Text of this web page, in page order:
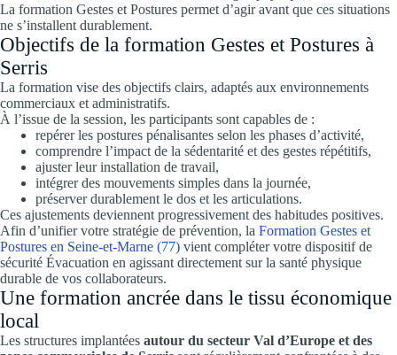
La formation Gestes et Postures permet d’agir avant que ces situations
ne s’installent durablement.
Objectifs de la formation Gestes et Postures à
Serris
La formation vise des objectifs clairs, adaptés aux environnements
commerciaux et administratifs.
À l’issue de la session, les participants sont capables de :
repérer les postures pénalisantes selon les phases d’activité,
comprendre l’impact de la sédentarité et des gestes répétitifs,
ajuster leur installation de travail,
intégrer des mouvements simples dans la journée,
préserver durablement le dos et les articulations.
Ces ajustements deviennent progressivement des habitudes positives.
Afin d’unifier votre stratégie de prévention, la Formation Gestes et
Postures en Seine-et-Marne (77) vient compléter votre dispositif de
sécurité Évacuation en agissant directement sur la santé physique
durable de vos collaborateurs.
Une formation ancrée dans le tissu économique
local
Les structures implantées autour du secteur Val d’Europe et des